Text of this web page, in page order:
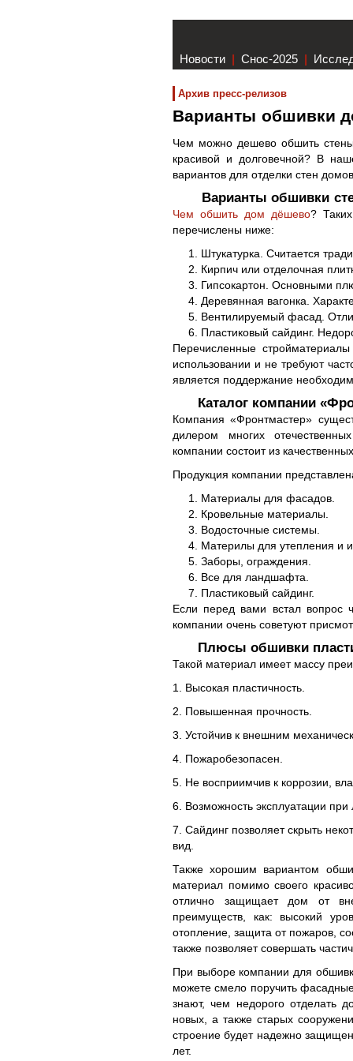
Новости | Снос-2025 |
Архив пресс-релизов
Варианты обшивки
Чем можно дешево обшить
красивой и долговечной? В
вариантов для отделки стен
Варианты обшивки
Чем обшить дом дёшево?
перечислены ниже:
Штукатурка. Считается
Кирпич или отделочная
Гипсокартон. Основными
Деревянная вагонка.
Вентилируемый фасад.
Пластиковый сайдинг.
Перечисленные
использовании и не требуют
является поддержание
Каталог компании
Компания «Фронтмастер»
дилером многих
компании состоит из
Продукция компании
Материалы для фасадов.
Кровельные материалы.
Водосточные системы.
Материлы для утепления и
Заборы, ограждения.
Все для ландшафта.
Пластиковый сайдинг.
Если перед вами встал вопрос
компании очень советуют
Плюсы обшивки
Такой материал имеет массу
1. Высокая пластичность.
2. Повышенная прочность.
3. Устойчив к внешним
4. Пожаробезопасен.
5. Не восприимчив к коррозии,
6. Возможность эксплуатации
7. Сайдинг позволяет скрыть
вид.
Также хорошим вариантом
материал помимо своего
отлично защищает дом от
преимуществ, как: высокий
отопление, защита от пожаров,
также позволяет совершать
При выборе компании для
можете смело поручить
знают, чем недорого отделать
новых, а также старых
строение будет надежно
лет.